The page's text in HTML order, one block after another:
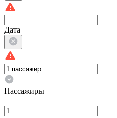
Дата
Пассажиры